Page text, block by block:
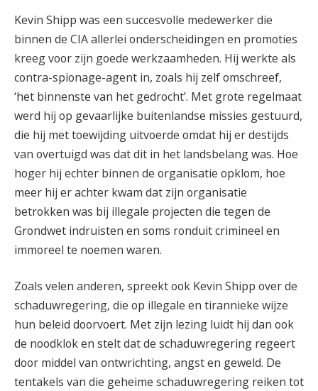
Kevin Shipp was een succesvolle medewerker die
binnen de CIA allerlei onderscheidingen en promoties
kreeg voor zijn goede werkzaamheden. Hij werkte als
contra-spionage-agent in, zoals hij zelf omschreef,
‘het binnenste van het gedrocht’. Met grote regelmaat
werd hij op gevaarlijke buitenlandse missies gestuurd,
die hij met toewijding uitvoerde omdat hij er destijds
van overtuigd was dat dit in het landsbelang was. Hoe
hoger hij echter binnen de organisatie opklom, hoe
meer hij er achter kwam dat zijn organisatie
betrokken was bij illegale projecten die tegen de
Grondwet indruisten en soms ronduit crimineel en
immoreel te noemen waren.
Zoals velen anderen, spreekt ook Kevin Shipp over de
schaduwregering, die op illegale en tirannieke wijze
hun beleid doorvoert. Met zijn lezing luidt hij dan ook
de noodklok en stelt dat de schaduwregering regeert
door middel van ontwrichting, angst en geweld. De
tentakels van die geheime schaduwregering reiken tot